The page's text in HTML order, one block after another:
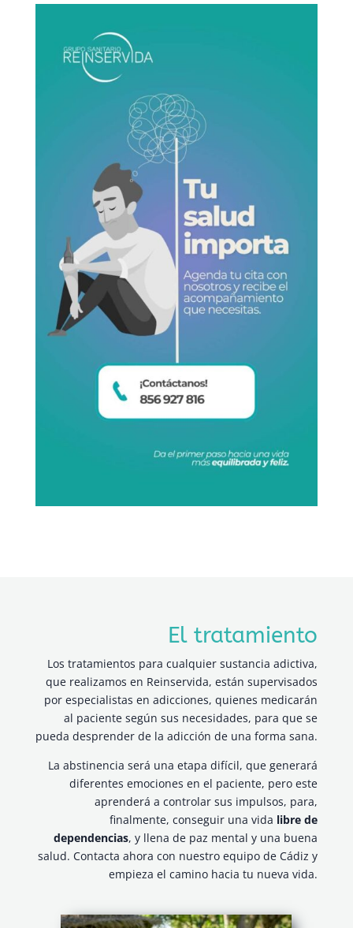
El tratamiento
Los tratamientos para cualquier sustancia adictiva,
que realizamos en Reinservida, están supervisados
por especialistas en adicciones, quienes medicarán
al paciente según sus necesidades, para que se
pueda desprender de la adicción de una forma sana.
La abstinencia será una etapa difícil, que generará
diferentes emociones en el paciente, pero este
aprenderá a controlar sus impulsos, para,
finalmente, conseguir una vida libre de
dependencias, y llena de paz mental y una buena
salud. Contacta ahora con nuestro equipo de Cádiz y
empieza el camino hacia tu nueva vida.